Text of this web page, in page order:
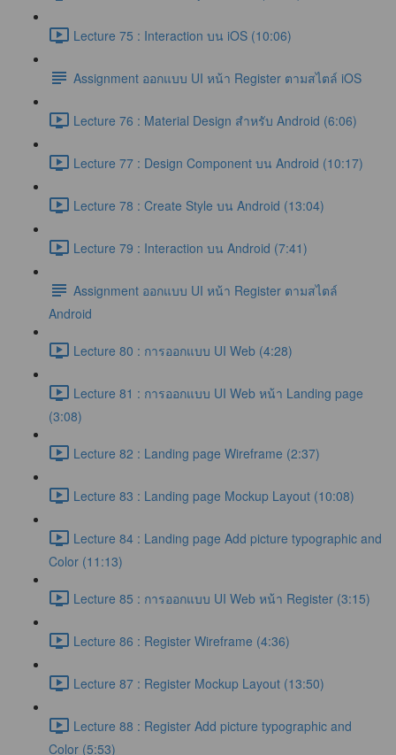
Lecture 75 : Interaction บน iOS (10:06)
Assignment ออกแบบ UI หน้า Register ตามสไตล์ iOS
Lecture 76 : Material Design สำหรับ Android (6:06)
Lecture 77 : Design Component บน Android (10:17)
Lecture 78 : Create Style บน Android (13:04)
Lecture 79 : Interaction บน Android (7:41)
Assignment ออกแบบ UI หน้า Register ตามสไตล์
Android
Lecture 80 : การออกแบบ UI Web (4:28)
Lecture 81 : การออกแบบ UI Web หน้า Landing page
(3:08)
Lecture 82 : Landing page Wireframe (2:37)
Lecture 83 : Landing page Mockup Layout (10:08)
Lecture 84 : Landing page Add picture typographic and
Color (11:13)
Lecture 85 : การออกแบบ UI Web หน้า Register (3:15)
Lecture 86 : Register Wireframe (4:36)
Lecture 87 : Register Mockup Layout (13:50)
Lecture 88 : Register Add picture typographic and
Color (5:53)